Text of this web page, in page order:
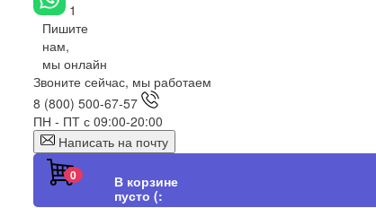
1
Пишите
нам,
мы онлайн
Звоните сейчас, мы работаем
8 (800) 500-67-57
ПН - ПТ с 09:00-20:00
Написать на почту
0
В корзине
пусто (: